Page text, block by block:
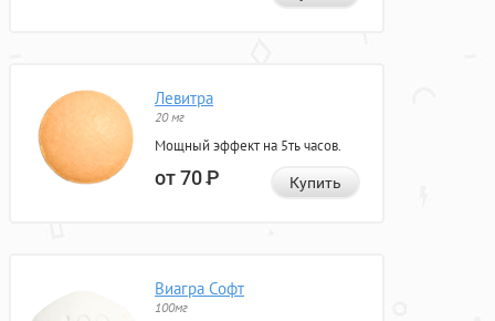
Левитра
20 мг
Мощный эффект на 5ть часов.
от 70Р Купить
Виагра Софт
100мг